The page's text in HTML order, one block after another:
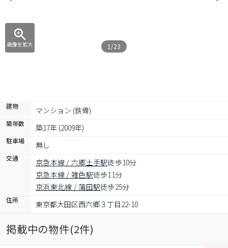
画像を拡大 1/23
建物 マンション (鉄骨)
築年数 築17年 (2009年)
駐車場 無し
交通 京急本線 / 六郷土手駅徒歩10分
京急本線 / 雑色駅徒歩11分
京浜東北線 / 蒲田駅徒歩25分
住所 東京都大田区西六郷３丁目22-10
掲載中の物件(2件)